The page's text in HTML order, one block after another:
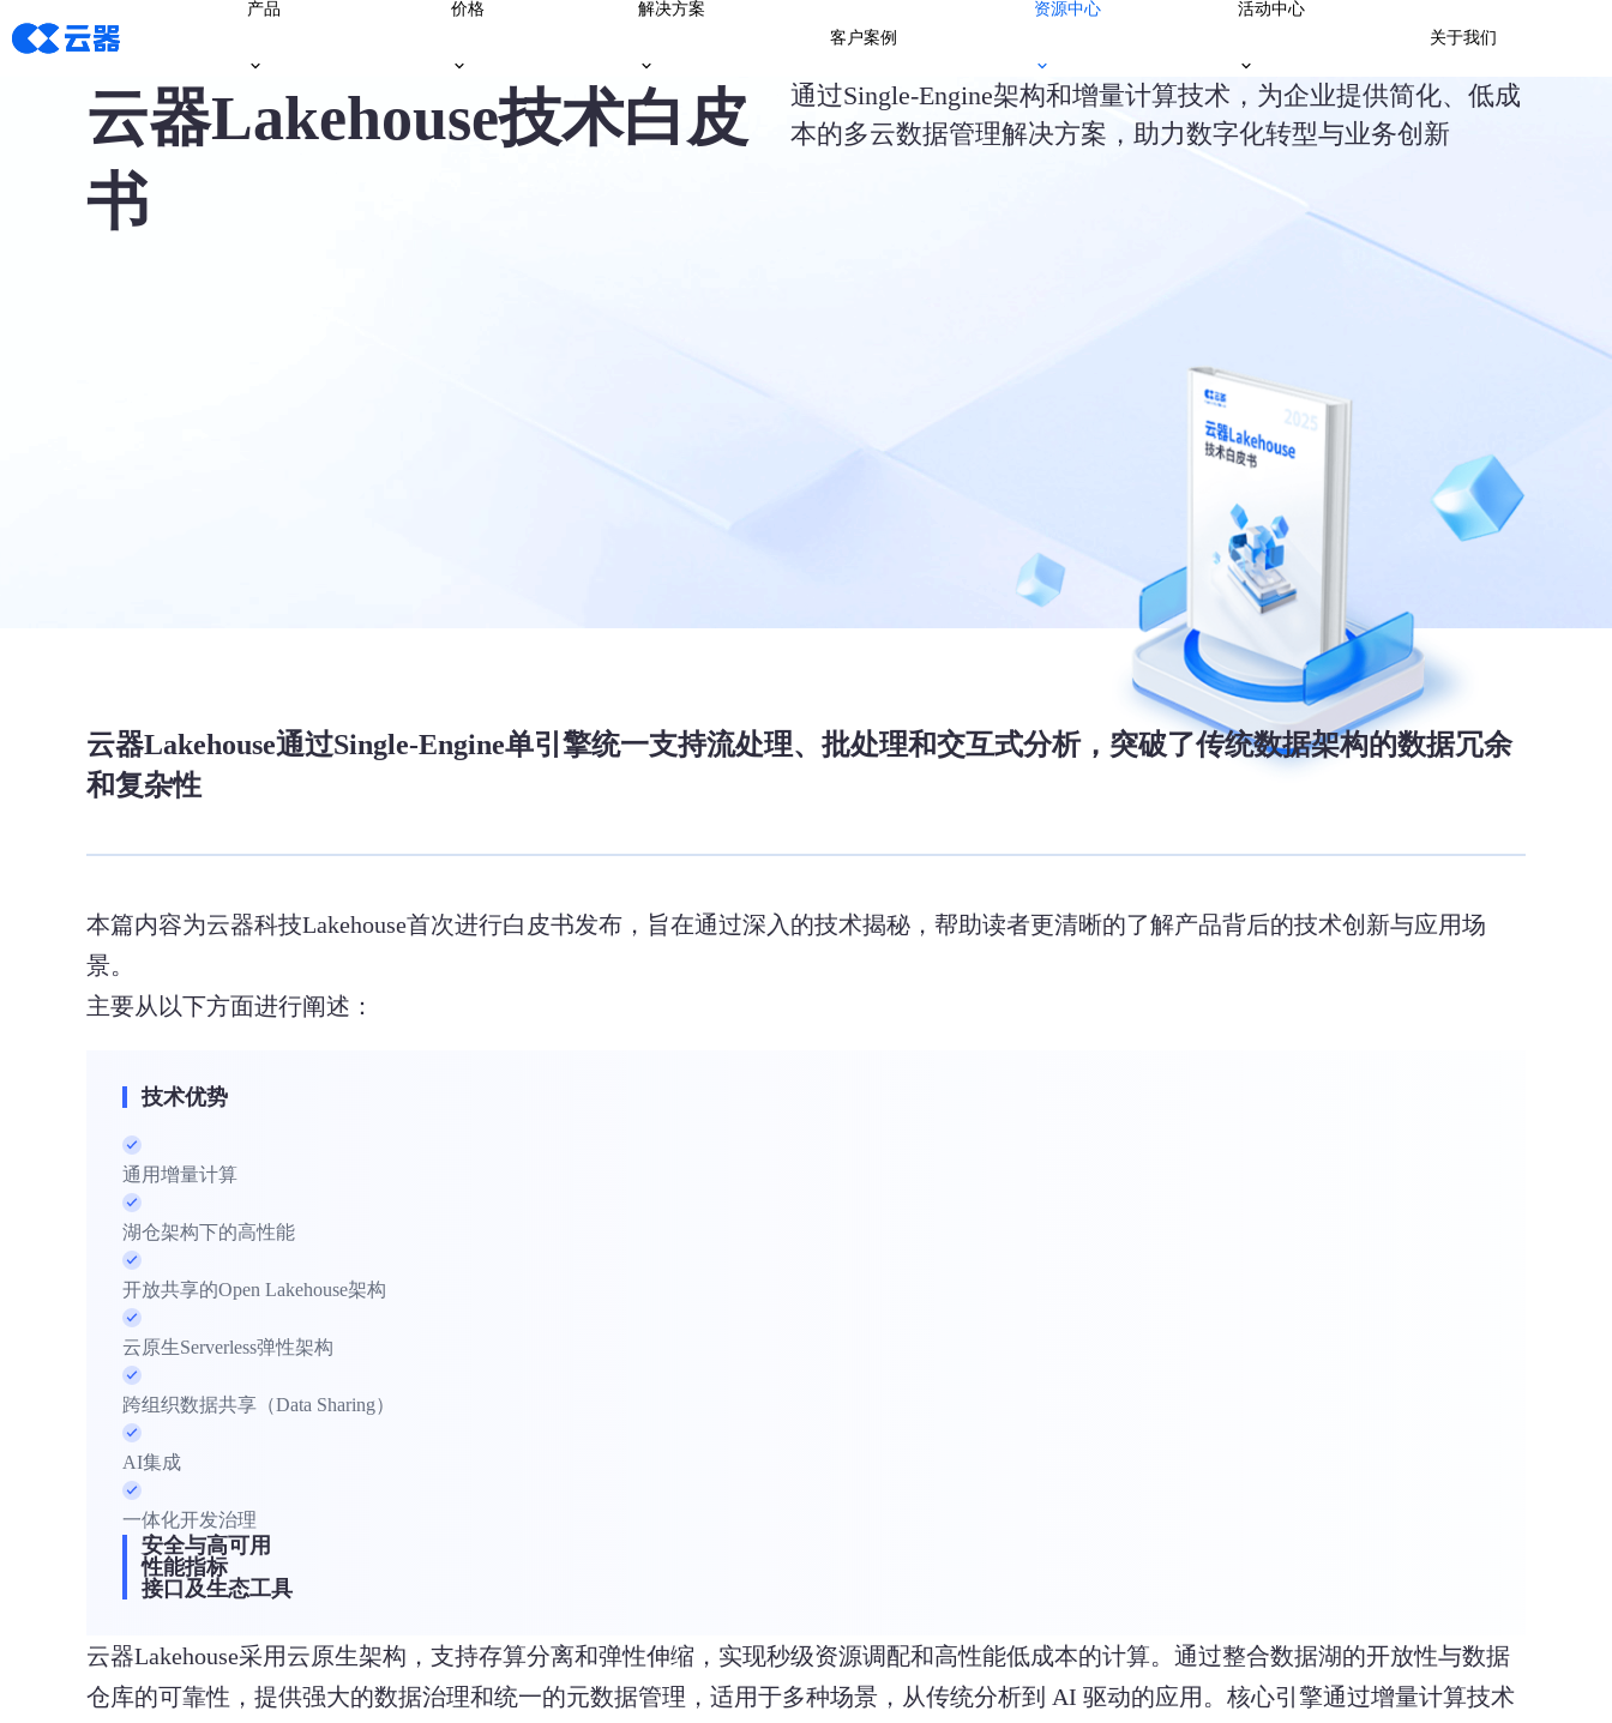
产品 价格
解决方案
客户案例
资源中心
活动中心
关于我们
云器Lakehouse技术白皮
书
通过Single-Engine架构和增量计算技术，为企业提供简化、低成
本的多云数据管理解决方案，助力数字化转型与业务创新
云器Lakehouse通过Single-Engine单引擎统一支持流处理、批处理和交互式分析，突破了传统数据架构的数据冗余
和复杂性
本篇内容为云器科技Lakehouse首次进行白皮书发布，旨在通过深入的技术揭秘，帮助读者更清晰的了解产品背后的技术创新与应用场
景。
主要从以下方面进行阐述：
技术优势
通用增量计算
湖仓架构下的高性能
开放共享的Open Lakehouse架构
云原生Serverless弹性架构
跨组织数据共享（Data Sharing）
AI集成
一体化开发治理
安全与高可用
性能指标
接口及生态工具
云器Lakehouse采用云原生架构，支持存算分离和弹性伸缩，实现秒级资源调配和高性能低成本的计算。通过整合数据湖的开放性与数据
仓库的可靠性，提供强大的数据治理和统一的元数据管理，适用于多种场景，从传统分析到 AI 驱动的应用。核心引擎通过增量计算技术